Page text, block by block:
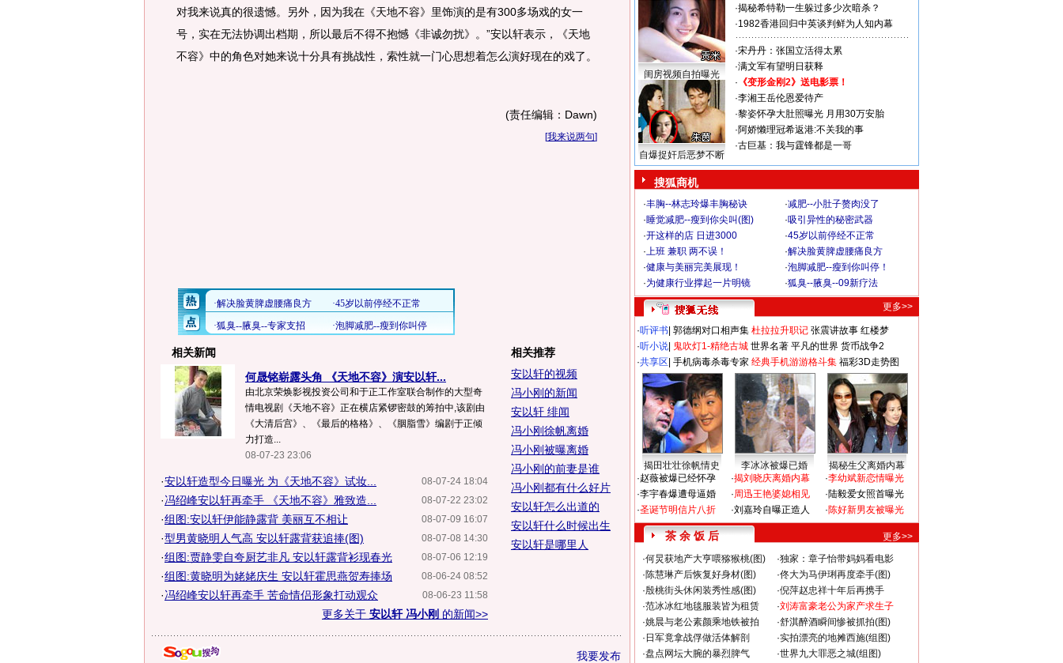
对我来说真的很遗憾。另外，因为我在《天地不容》里饰演的是有300多场戏的女一
号，实在无法协调出档期，所以最后不得不抱憾《非诚勿扰》。”安以轩表示，《天地
不容》中的角色对她来说十分具有挑战性，索性就一门心思想着怎么演好现在的戏了。
(责任编辑：Dawn)
[我来说两句]
相关新闻
何晟铭崭露头角 《天地不容》演安以轩...
由北京荣焕影视投资公司和于正工作室联合制作的大型奇
情电视剧《天地不容》正在横店紧锣密鼓的筹拍中,该剧由
《大清后宫》、《最后的格格》、《胭脂雪》编剧于正倾
力打造...
08-07-23 23:06
08-07-24 18:04
·安以轩造型今日曝光 为《天地不容》试妆...
08-07-22 23:02
·冯绍峰安以轩再牵手 《天地不容》雅致造...
08-07-09 16:07
·组图:安以轩伊能静露背 美丽互不相让
08-07-08 14:30
·型男黄晓明人气高 安以轩露背获追捧(图)
08-07-06 12:19
·组图:贾静雯自夸厨艺非凡 安以轩露背衫现春光
08-06-24 08:52
·组图:黄晓明为姥姥庆生 安以轩霍思燕贺寿捧场
08-06-23 11:58
·冯绍峰安以轩再牵手 苦命情侣形象打动观众
更多关于 安以轩 冯小刚 的新闻>>
相关推荐
安以轩的视频
冯小刚的新闻
安以轩 绯闻
冯小刚徐帆离婚
冯小刚被曝离婚
冯小刚的前妻是谁
冯小刚都有什么好片
安以轩怎么出道的
安以轩什么时候出生
安以轩是哪里人
我要发布
闺房视频自拍曝光
自爆捉奸后恶梦不断
·揭秘希特勒一生躲过多少次暗杀？
·1982香港回归中英谈判鲜为人知内幕
·宋丹丹：张国立活得太累
·满文军有望明日获释
· 《变形金刚2》送电影票！
·李湘王岳伦恩爱待产
·黎姿怀孕大肚照曝光 月用30万安胎
·阿娇懒理冠希返港:不关我的事
·古巨基：我与霆锋都是一哥
搜狐商机
·丰胸--林志玲爆丰胸秘诀 ·减肥--小肚子赘肉没了
·睡觉减肥--瘦到你尖叫(图) ·吸引异性的秘密武器
·开这样的店 日进3000 ·45岁以前停经不正常
·上班 兼职 两不误！ ·解决脸黄脾虚腰痛良方
·健康与美丽完美展现！ ·泡脚减肥--瘦到你叫停！
·为健康行业撑起一片明镜 ·狐臭--腋臭--09新疗法
更多>>
·听评书 郭德纲对口相声集 杜拉拉升职记 张震讲故事 红楼梦
·听小说 鬼吹灯1-精绝古城 世界名著 平凡的世界 货币战争2
·共享区 手机病毒杀毒专家 经典手机游游格斗集 福彩3D走势图
揭田壮壮徐帆情史 李冰冰被爆已婚
揭秘生父离婚内幕
·赵薇被爆已经怀孕
·李宇春爆遭母逼婚
·圣诞节明信片八折
·揭刘晓庆离婚内幕
·周迅王艳婆媳相见
·刘嘉玲自曝正造人
·李幼斌新恋情曝光
·陆毅爱女照首曝光
·陈好新男友被曝光
茶 余 饭 后
更多>>
·何炅获地产大亨喂猕猴桃(图) ·独家：章子怡带妈妈看电影
·陈慧琳产后恢复好身材(图) ·佟大为马伊琍再度牵手(图)
·殷桃街头休闲装秀性感(图) ·倪萍赵忠祥十年后再携手
·范冰冰红地毯服装皆为租赁 ·刘涛富豪老公为家产求生子
·姚晨与老公素颜乘地铁被拍 ·舒淇醉酒瞬间惨被抓拍(图)
· 日军竟拿战俘做活体解剖 ·实拍漂亮的地摊西施(组图)
·盘点网坛大腕的暴烈脾气 ·世界九大罪恶之城(组图)